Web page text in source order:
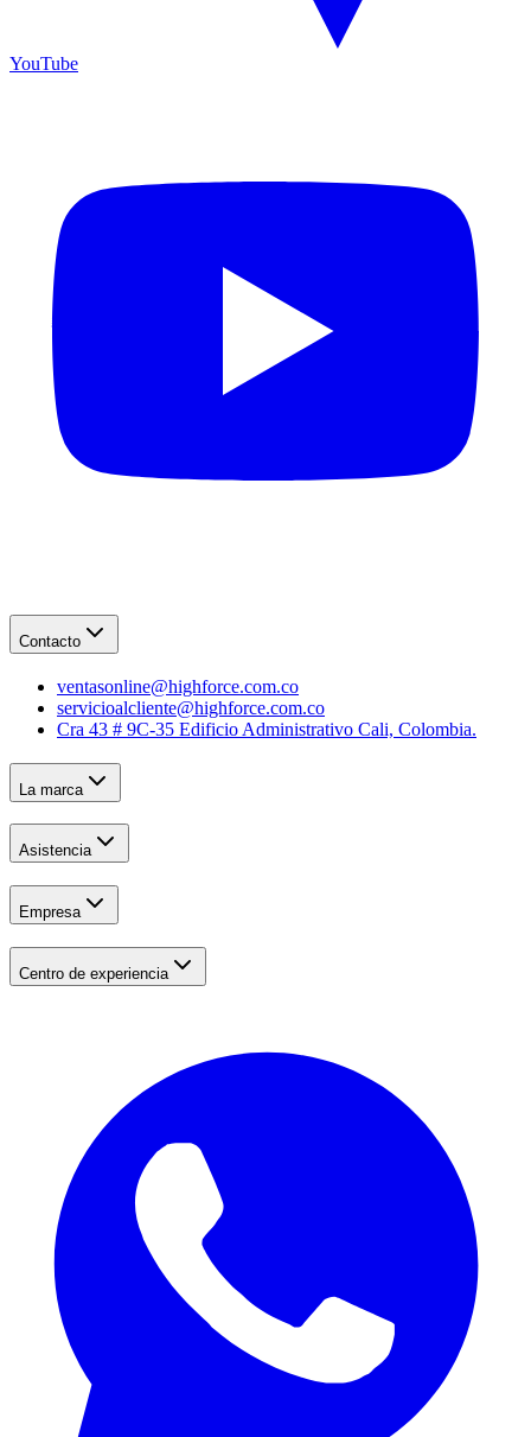
YouTube
Contacto
ventasonline@highforce.com.co
servicioalcliente@highforce.com.co
Cra 43 # 9C-35 Edificio Administrativo Cali, Colombia.
La marca
Asistencia
Empresa
Centro de experiencia